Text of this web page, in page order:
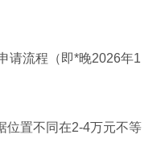
请流程（即*晚2026年1
位置不同在2-4万元不等